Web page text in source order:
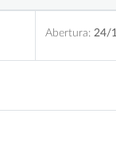
Abertura: 24/